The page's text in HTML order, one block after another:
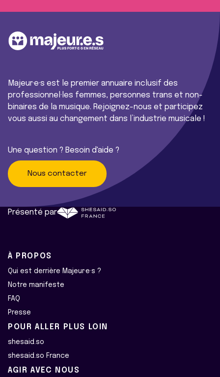
Majeur·e·s est le premier annuaire inclusif des
professionnel·les femmes, personnes trans et non-
binaires de la musique. Rejoignez-nous et participez
vous aussi au changement dans l’industrie musicale !
Une question ? Besoin d'aide ?
Nous contacter
Présenté par
À PROPOS
Qui est derrière Majeur·e·s ?
Notre manifeste
FAQ
Presse
POUR ALLER PLUS LOIN
shesaid.so
shesaid.so France
AGIR AVEC NOUS